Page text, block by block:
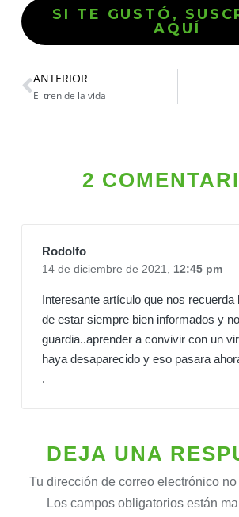
SI TE GUSTÓ,
AQUÍ
ANTERIOR
El tren de la vida
2
Rodolfo
14 de diciembre de 2021, 12:45 pm
Interesante artículo que nos recuerda
de estar siempre bien informados y
guardia..aprender a convivir con un
haya desaparecido y eso pasara
.
DEJA UNA
Tu dirección de correo electrónico
Los campos obligatorios están